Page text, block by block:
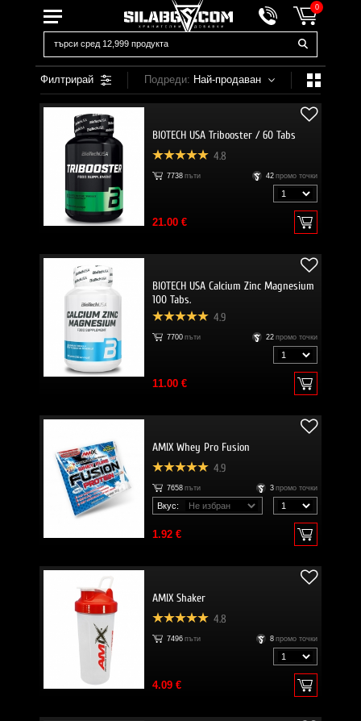
0
Филтрирай Подреди: Най-продаван
BIOTECH USA Tribooster / 60 Tabs
4.8
7738 пъти 42 промо точки
21.00 €
BIOTECH USA Calcium Zinc Magnesium
100 Tabs.
4.9
7700 пъти 22 промо точки
11.00 €
AMIX Whey Pro Fusion
4.9
7658 пъти 3 промо точки
Вкус:
1.92 €
AMIX Shaker
4.8
7496 пъти 8 промо точки
4.09 €